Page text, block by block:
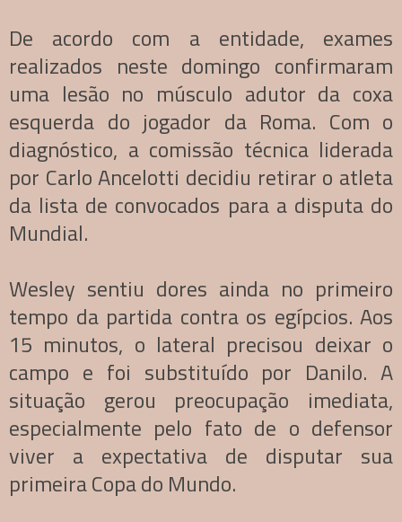
De acordo com a entidade, exames
realizados neste domingo confirmaram
uma lesão no músculo adutor da coxa
esquerda do jogador da Roma. Com o
diagnóstico, a comissão técnica liderada
por Carlo Ancelotti decidiu retirar o atleta
da lista de convocados para a disputa do
Mundial.
Wesley sentiu dores ainda no primeiro
tempo da partida contra os egípcios. Aos
15 minutos, o lateral precisou deixar o
campo e foi substituído por Danilo. A
situação gerou preocupação imediata,
especialmente pelo fato de o defensor
viver a expectativa de disputar sua
primeira Copa do Mundo.